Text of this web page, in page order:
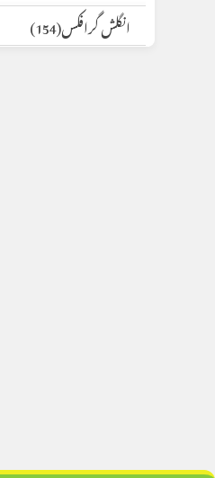
انگلش گرافکس(154)